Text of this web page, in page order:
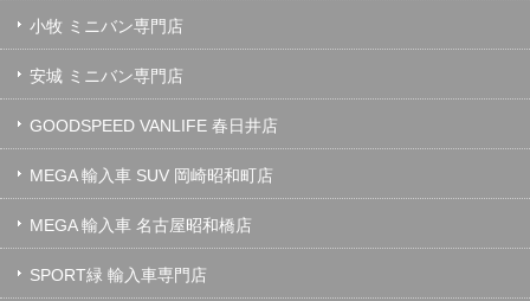
小牧 ミニバン専門店
安城 ミニバン専門店
GOODSPEED VANLIFE 春日井店
MEGA 輸入車 SUV 岡崎昭和町店
MEGA 輸入車 名古屋昭和橋店
SPORT緑 輸入車専門店